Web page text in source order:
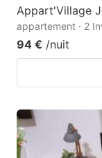
Appart'Village
appartement · 2
94 € /nuit